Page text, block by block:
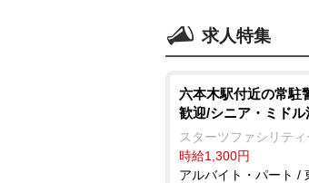
求人特集
六本木駅付近の常駐
歓迎/シニア・ミドル
スターツファシリテ
時給1,300円
アルバイト・パート /